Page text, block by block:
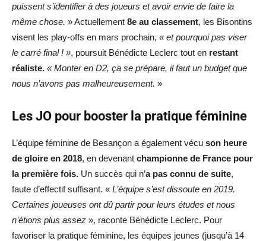
puissent s’identifier à des joueurs et avoir envie de faire la
même chose. » Actuellement 8e au classement, les Bisontins
visent les play-offs en mars prochain, « et pourquoi pas viser
le carré final ! », poursuit Bénédicte Leclerc tout en restant
réaliste. « Monter en D2, ça se prépare, il faut un budget que
nous n’avons pas malheureusement. »
Les JO pour booster la pratique féminine
L’équipe féminine de Besançon a également vécu son heure
de gloire en 2018, en devenant championne de France pour
la première fois. Un succès qui n’a pas connu de suite,
faute d’effectif suffisant. « L’équipe s’est dissoute en 2019.
Certaines joueuses ont dû partir pour leurs études et nous
n’étions plus assez », raconte Bénédicte Leclerc. Pour
favoriser la pratique féminine, les équipes jeunes (jusqu’à 14